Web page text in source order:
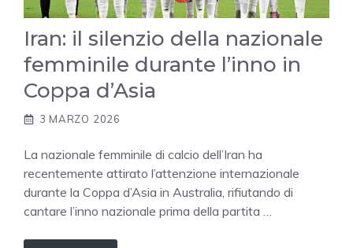
Iran: il silenzio della nazionale
femminile durante l’inno in
Coppa d’Asia
3 MARZO 2026
La nazionale femminile di calcio dell’Iran ha
recentemente attirato l’attenzione internazionale
durante la Coppa d’Asia in Australia, rifiutando di
cantare l’inno nazionale prima della partita …